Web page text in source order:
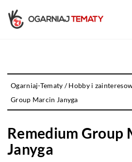
Ogarniaj-Tematy /Hobby i
Group Marcin Janyga
Remedium Group
Janyga